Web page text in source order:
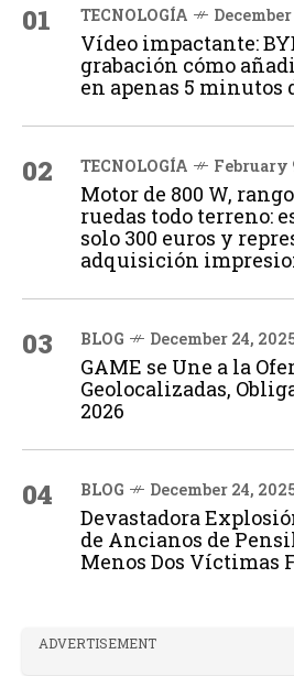
01 TECNOLOGÍA
Vídeo impactante:
grabación cómo
en apenas 5 minutos
02 TECNOLOGÍA February
Motor de 800 W,
ruedas todo terreno:
solo 300 euros y
adquisición
03 BLOG December 24,
GAME se Une a la
Geolocalizadas,
2026
04 BLOG December 24,
Devastadora
de Ancianos de
Menos Dos Víctimas
ADVERTISEMENT